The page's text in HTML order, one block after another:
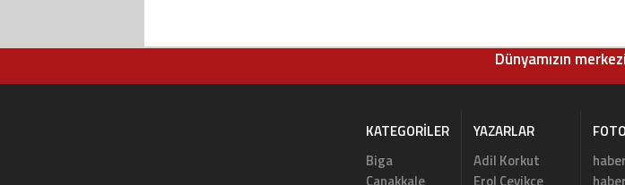
Dünyamızın
KATEGORILER
Biga
Çanakkale
YAZARLAR
Adil Korkut
Erol Çevikçe